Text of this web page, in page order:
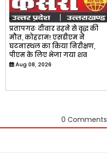
प्रतापगढः दीवार ढहने से वृद्ध की
मौत, कोहराम! एसडीएम ने
घटनास्थल का किया निरीक्षण,
पीएम के लिए भेजा गया शव
Aug 08, 2026
0 Comments